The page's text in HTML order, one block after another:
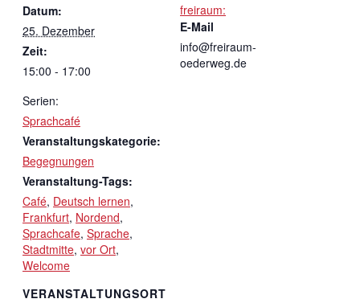
Datum:
25. Dezember
Zeit:
15:00 - 17:00
Serien:
Sprachcafé
Veranstaltungskategorie:
Begegnungen
Veranstaltung-Tags:
Café, Deutsch lernen,
Frankfurt, Nordend,
Sprachcafe, Sprache,
Stadtmitte, vor Ort,
Welcome
VERANSTALTUNGSORT
freiraum:
E-Mail
info@freiraum-
oederweg.de